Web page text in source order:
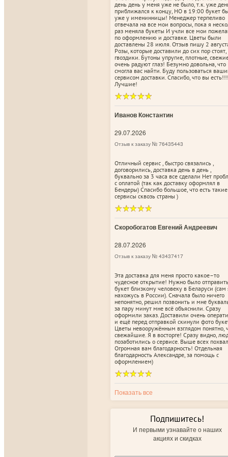
день день у меня уже не было, т.к. уже
приближался к концу, НО в 19:00 букет
уже у именинницы! Менеджер терпеливо
отвечала на все мои вопросы, пока я
раз меняла букеты И учли все мои
по оформлению и доставке. Цветы были
доставлены 28 июля. Отзыв пишу 2
Розы, которые доставили до сих пор стоят,
гвоздики. Бутоны упругие, плотные,
очень радуют глаз! Безумно довольна, что
смогла вас найти. Буду пользоваться
сервисом доставки. Спасибо, что вы есть!!!
Лучшие!
Иванов Константин
29.07.2026
Отзыв к заказу № 76435443
Отличный сервис , быстро связались ,
договорились, доставка день в день ,
буквально за 3 часа все сделали Нет
с оплатой (так как доставку оформлял в
Бендеры) Спасибо большое, что есть такие
сервисы сквозь страны )
Скоробогатов Евгений Андреевич
28.07.2026
Отзыв к заказу № 43437417
Эта доставка для меня просто какое–то
чудесное открытие! Нужно было
букет близкому человеку в Беларуси (сам
нахожусь в России). Сначала было ничего
непонятно, решил позвонить и мне
за пару минут мне всё объяснили. Сразу
оформили заказ. Доставили очень
и ещё перед отправкой скинули фото
Цветы невооружённым взглядом понятно,
свежайшие. Я в восторге! Сразу видно,
позаботились о сервисе. Выше всех похвал.
Огромная вам благодарность! Отдельная
благодарность Александре, за помощь с
оформлением)
Показать все
Подпишитесь!
И первыми узнавайте о наших
акциях и скидках